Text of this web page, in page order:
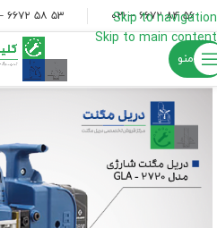
Skip to navigation
Skip to main content
۵۶ ۸۴ ۶۶۷۲ – ۰۲۱ ۵۳ ۵۸ ۶۶۷۲ – ۰۲۱
منو